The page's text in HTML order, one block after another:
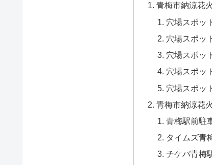
青梅市納涼花
穴場スポッ
穴場スポッ
穴場スポッ
穴場スポッ
穴場スポッ
青梅市納涼花
青梅駅前駐
タイムズ青
チケパ青梅